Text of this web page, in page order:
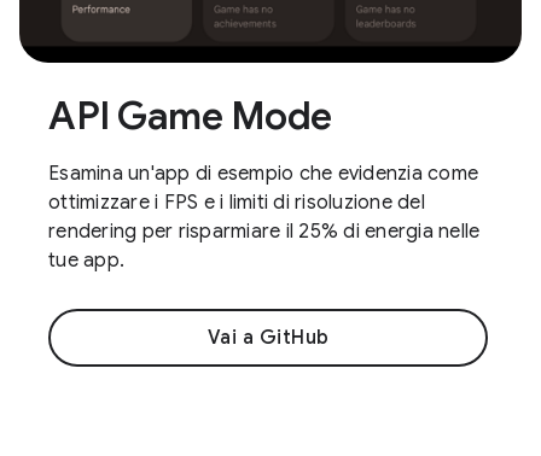
API Game Mode
Esamina un'app di esempio che evidenzia come
ottimizzare i FPS e i limiti di risoluzione del
rendering per risparmiare il 25% di energia nelle
tue app.
Vai a GitHub